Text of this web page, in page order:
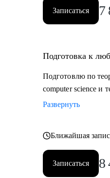
Записаться 7
Подготовка к
Подготовлю по
computer science и
Развернуть
Ближайшая
Записаться 8